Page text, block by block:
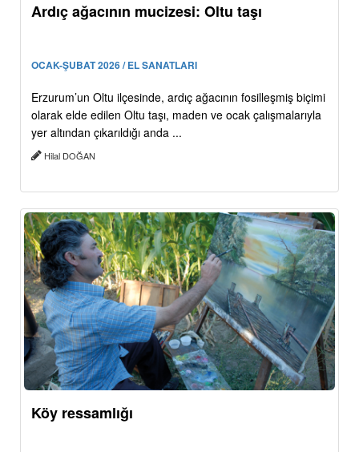
Ardıç ağacının mucizesi: Oltu taşı
OCAK-ŞUBAT 2026 / EL SANATLARI
Erzurum’un Oltu ilçesinde, ardıç ağacının fosilleşmiş biçimi
olarak elde edilen Oltu taşı, maden ve ocak çalışmalarıyla
yer altından çıkarıldığı anda ...
Hilal DOĞAN
Köy ressamlığı